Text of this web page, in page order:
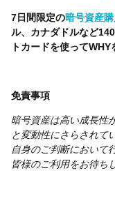
7日間限定の暗号資産購
ル、カナダドルなど
トカードを使ってWHY
免責事項
暗号資産は高い成長性
と変動性にさらされて
自身のご判断において
皆様のご利用をお待ち